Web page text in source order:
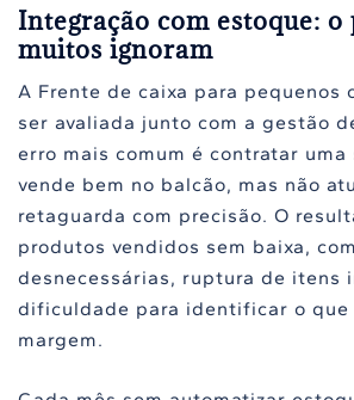
Integração com estoque: o
muitos ignoram
A Frente de caixa para pequenos
ser avaliada junto com a gestão
erro mais comum é contratar uma
vende bem no balcão, mas não
retaguarda com precisão. O
produtos vendidos sem baixa,
desnecessárias, ruptura de itens
dificuldade para identificar o que
margem.